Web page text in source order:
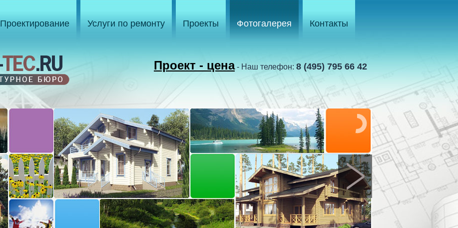
Проектирование Услуги по ремонту Проекты Фотогалерея Контакты
Проект - цена- Наш телефон: 8 (495) 795 66 42